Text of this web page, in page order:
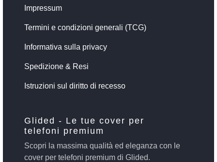
Impressum
Termini e condizioni generali (TCG)
Informativa sulla privacy
Spedizione & Resi
Istruzioni sul diritto di recesso
Glided - Le tue cover per
telefoni premium
Scopri la massima qualità ed eleganza con le
cover per telefoni premium di Glided.